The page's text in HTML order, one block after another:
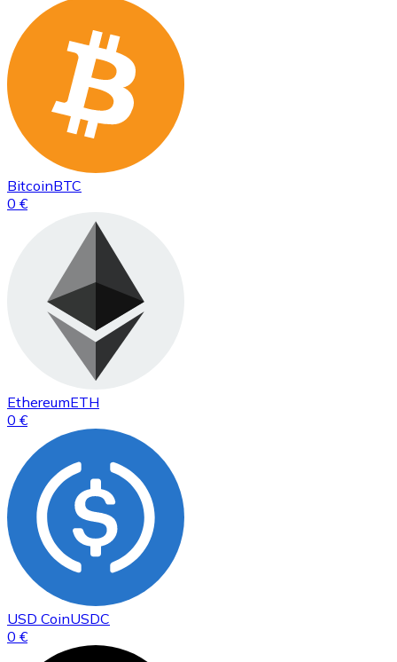
BitcoinBTC
0 €
EthereumETH
0 €
USD CoinUSDC
0 €